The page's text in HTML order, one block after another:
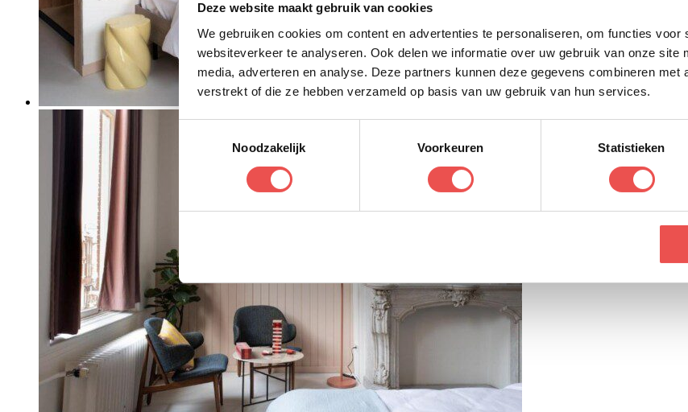
Deze website maakt gebruik van cookies
We gebruiken cookies om content en advertenties te personaliseren, om functies voor
websiteverkeer te analyseren. Ook delen we informatie over uw gebruik van onze site
media, adverteren en analyse. Deze partners kunnen deze gegevens combineren met
verstrekt of die ze hebben verzameld op basis van uw gebruik van hun services.
Noodzakelijk
Voorkeuren Statistieken